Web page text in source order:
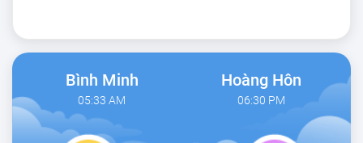
Bình Minh
05:33 AM
Hoàng Hôn
06:30 PM